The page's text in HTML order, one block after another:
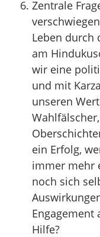
Zentrale
Leben durch
am
wir eine
und mit
unseren
ein Erfolg,
immer mehr
noch sich
Engagement
Hilfe?